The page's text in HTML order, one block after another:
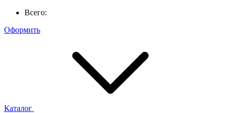
Всего:
Оформить
Каталог